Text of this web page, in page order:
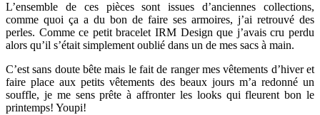
L’ensemble de ces pièces sont issues d’anciennes collections,
comme quoi ça a du bon de faire ses armoires, j’ai retrouvé des
perles. Comme ce petit bracelet IRM Design que j’avais cru perdu
alors qu’il s’était simplement oublié dans un de mes sacs à main.
C’est sans doute bête mais le fait de ranger mes vêtements d’hiver et
faire place aux petits vêtements des beaux jours m’a redonné un
souffle, je me sens prête à affronter les looks qui fleurent bon le
printemps! Youpi!